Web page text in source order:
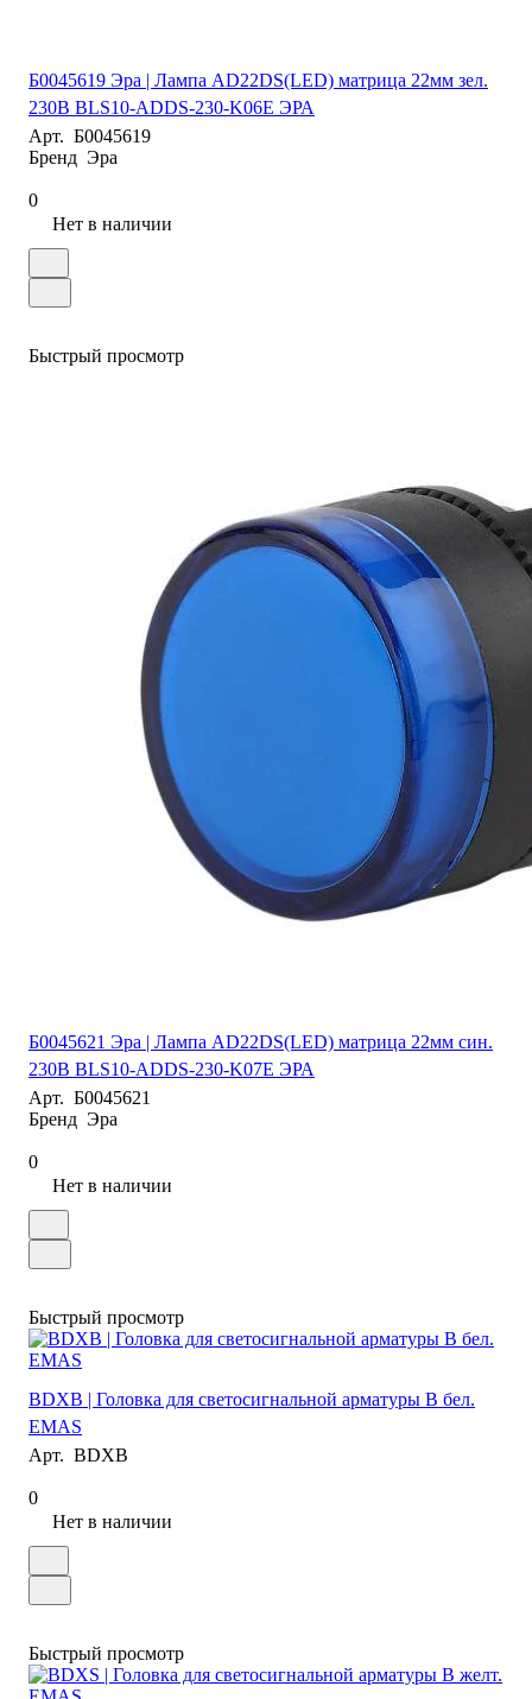
Б0045619 Эра | Лампа AD22DS(LED) матрица 22мм зел.
230В BLS10-ADDS-230-K06E ЭРА
Арт. Б0045619
Бренд Эра
0
Нет в наличии
Быстрый просмотр
Б0045621 Эра | Лампа AD22DS(LED) матрица 22мм син.
230В BLS10-ADDS-230-K07E ЭРА
Арт. Б0045621
Бренд Эра
0
Нет в наличии
Быстрый просмотр
BDXB | Головка для светосигнальной арматуры B бел.
EMAS
Арт. BDXB
0
Нет в наличии
Быстрый просмотр